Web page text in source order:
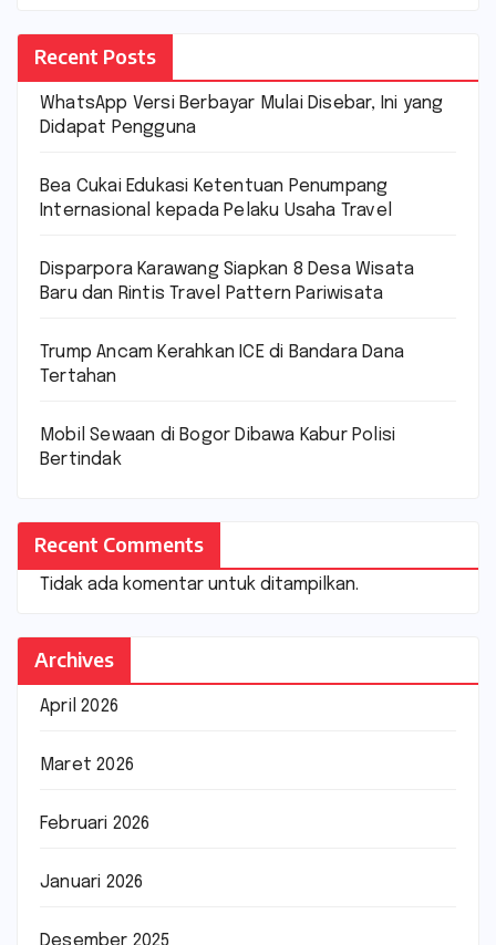
Recent Posts
WhatsApp Versi Berbayar Mulai Disebar, Ini yang
Didapat Pengguna
Bea Cukai Edukasi Ketentuan Penumpang
Internasional kepada Pelaku Usaha Travel
Disparpora Karawang Siapkan 8 Desa Wisata
Baru dan Rintis Travel Pattern Pariwisata
Trump Ancam Kerahkan ICE di Bandara Dana
Tertahan
Mobil Sewaan di Bogor Dibawa Kabur Polisi
Bertindak
Recent Comments
Tidak ada komentar untuk ditampilkan.
Archives
April 2026
Maret 2026
Februari 2026
Januari 2026
Desember 2025